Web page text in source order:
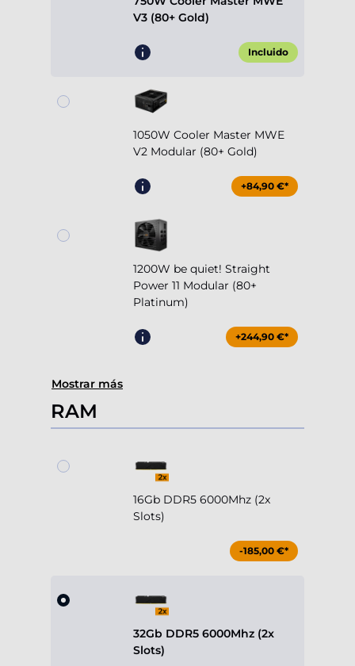
V3 (80+ Gold)
Incluido
1050W Cooler Master MWE
V2 Modular (80+ Gold)
+84,90 €*
1200W be quiet! Straight
Power 11 Modular (80+
Platinum)
+244,90 €*
Mostrar más
RAM
16Gb DDR5 6000Mhz (2x
Slots)
-185,00 €*
32Gb DDR5 6000Mhz (2x
Slots)